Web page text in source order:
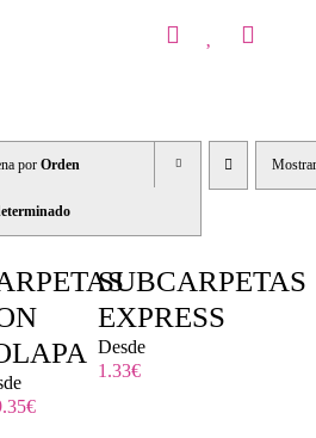
PERSONALIZADOS
porOrden
€
SUBCARPETAS
EXPRESS
Desde
1.33€